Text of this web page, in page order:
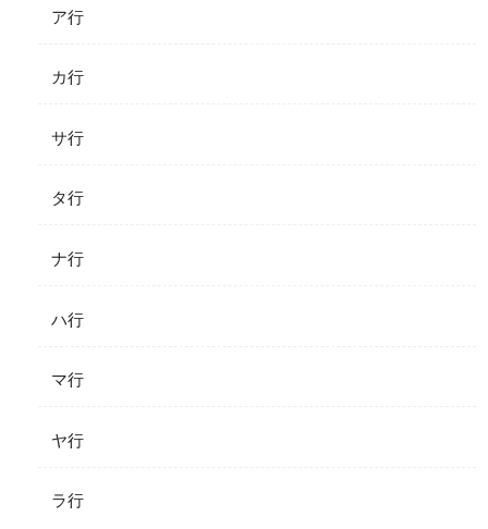
ア行
カ行
サ行
タ行
ナ行
ハ行
マ行
ヤ行
ラ行